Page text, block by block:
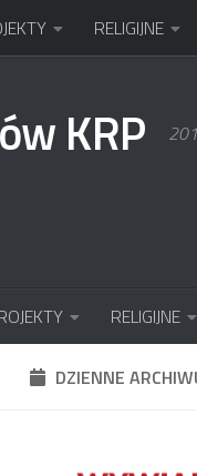
RELIGIJNE
KRP
RELIGIJNE
DZIENNE